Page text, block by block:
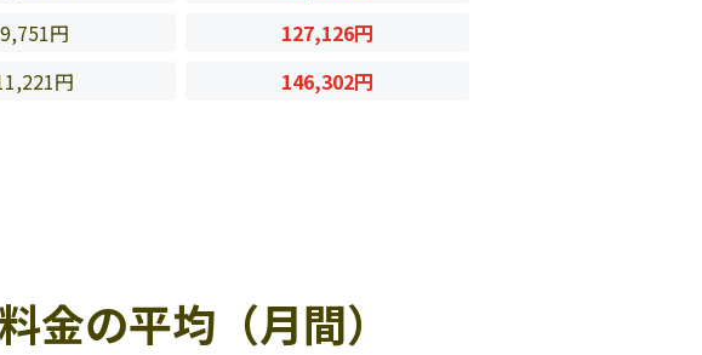
9,751円
127,126円
円 146,302円
金の平均（月間）